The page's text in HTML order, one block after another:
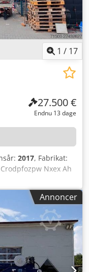
1 / 17
27.500 €
Endnu 13 dage
2017, Fabrikat:
Nxex Ah
1726 (pr.
• Fuldt
kranfunktioner
hydraulisk foldbar
Annoncer